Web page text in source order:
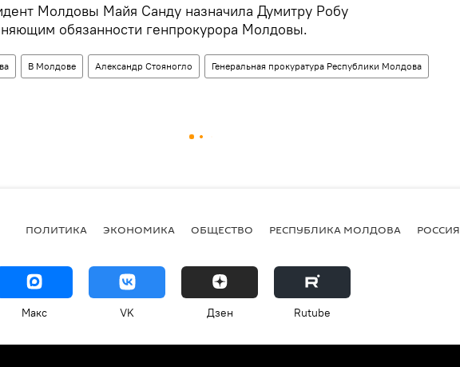
Молдовы Майя Санду назначила Думитру Робу
обязанности генпрокурора Молдовы.
В Молдове Александр Стояногло Генеральная прокуратура Республики Молдова
ПОЛИТИКА ЭКОНОМИКА ОБЩЕСТВО РЕСПУБЛИКА МОЛДОВА РОССИЯ
Макс VK Дзен Rutube